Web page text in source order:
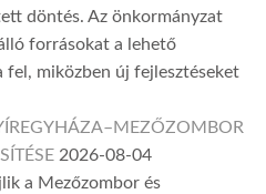
döntés. Az önkormányzat
forrásokat a lehető
fel, miközben új fejlesztéseket
2026-08-04
a Mezőzombor és